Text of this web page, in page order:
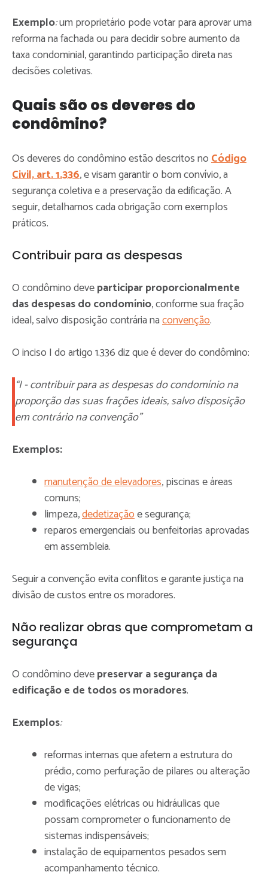
Exemplo:um proprietário pode votar para aprovar uma
reforma na fachada ou para decidir sobre aumento da
taxa condominial, garantindo participação direta nas
decisões coletivas.
Quais são os deveres do
condômino?
Os deveres do condômino estão descritos noCódigo
Civil, art. 1.336, e visam garantir o bom convívio, a
segurança coletiva e a preservação da edificação. A
seguir, detalhamos cada obrigação com exemplos
práticos.
Contribuir para as despesas
O condômino deveparticipar proporcionalmente
das despesas do condomínio, conforme sua fração
ideal, salvo disposição contrária naconvenção.
O inciso I do artigo 1.336 diz que é dever do condômino:
“I - contribuir para as despesas do condomínio na
proporção das suas frações ideais, salvo disposição
em contrário na convenção”
Exemplos:
manutenção de elevadores, piscinas e áreas
comuns;
limpeza,dedetizaçãoe segurança;
reparos emergenciais ou benfeitorias aprovadas
em assembleia.
Seguir a convenção evita conflitos e garante justiça na
divisão de custos entre os moradores.
Não realizar obras que comprometam a
segurança
O condômino devepreservar a segurança da
edificação e de todos os moradores.
Exemplos:
reformas internas que afetem a estrutura do
prédio, como perfuração de pilares ou alteração
de vigas;
modificações elétricas ou hidráulicas que
possam comprometer o funcionamento de
sistemas indispensáveis;
instalação de equipamentos pesados sem
acompanhamento técnico.